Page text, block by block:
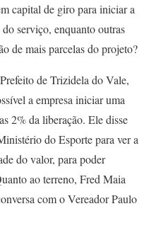
capital de giro para iniciar a
serviço, enquanto outras
de mais parcelas do projeto?
de Trizidela do Vale,
a empresa iniciar uma
2% da liberação. Ele disse
do Esporte para ver a
do valor, para poder
ao terreno, Fred Maia
com o Vereador Paulo